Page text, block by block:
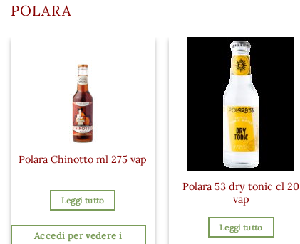
POLARA
Polara Chinotto ml 275 vap
Leggi tutto
Accedi per vedere i
Polara 53 dry tonic cl 20
vap
Leggi tutto